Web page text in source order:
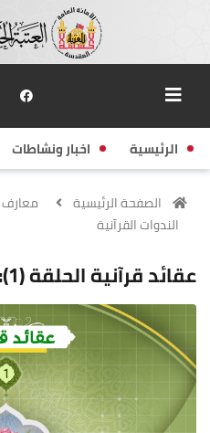
الرئيسية اخبار ونشاطات
الصفحة الرئيسية
معارف
الندوات القرآنية
عقائد قرآنية الحلقة (1): أفي الله شك